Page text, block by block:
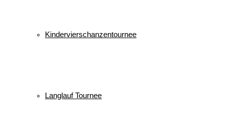
Kindervierschanzentournee
Langlauf Tournee